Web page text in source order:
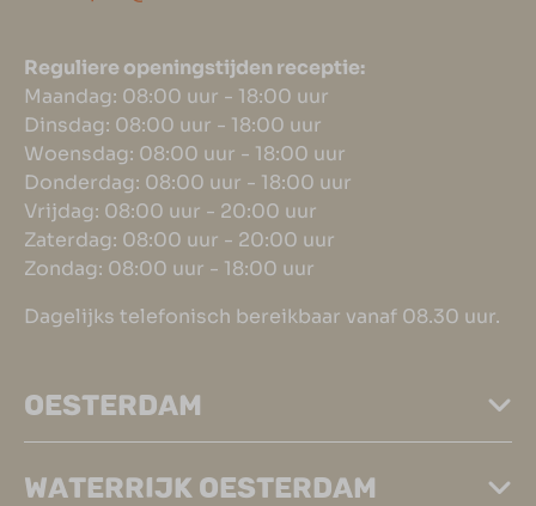
Reguliere openingstijden receptie:
Maandag: 08:00 uur - 18:00 uur
Dinsdag: 08:00 uur - 18:00 uur
Woensdag: 08:00 uur - 18:00 uur
Donderdag: 08:00 uur - 18:00 uur
Vrijdag: 08:00 uur - 20:00 uur
Zaterdag: 08:00 uur - 20:00 uur
Zondag: 08:00 uur - 18:00 uur
Dagelijks telefonisch bereikbaar vanaf 08.30 uur.
OESTERDAM
WATERRIJK OESTERDAM